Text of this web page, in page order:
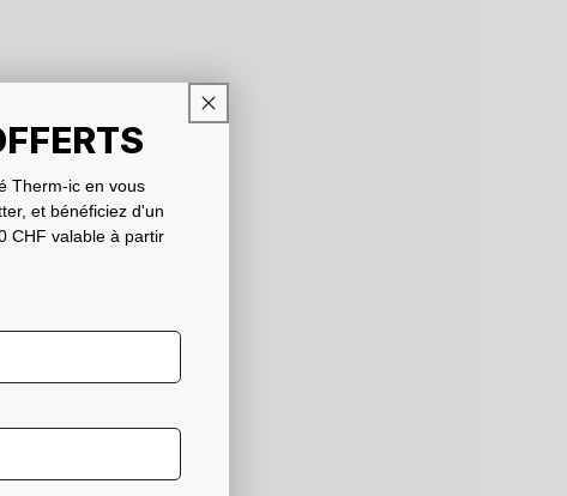
Therm-ic en vous
et bénéficiez d'un
CHF valable à partir